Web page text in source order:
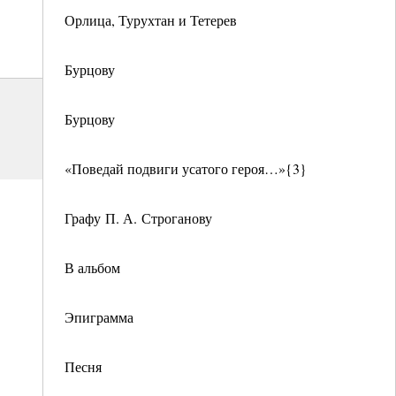
Орлица, Турухтан и Тетерев
Бурцову
Бурцову
«Поведай подвиги усатого героя…»{3}
Графу П. А. Строганову
В альбом
Эпиграмма
Песня